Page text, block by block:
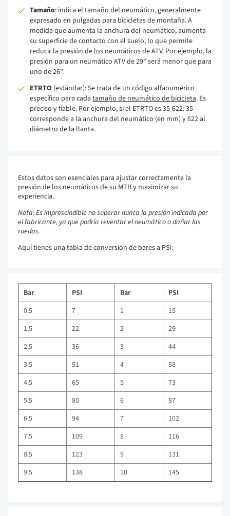
Tamaño: indica el tamaño del neumático, generalmente
expresado en pulgadas para bicicletas de montaña. A
medida que aumenta la anchura del neumático, aumenta
su superficie de contacto con el suelo, lo que permite
reducir la presión de los neumáticos de ATV. Por ejemplo, la
presión para un neumático ATV de 29" será menor que para
uno de 26".
ETRTO (estándar): Se trata de un código alfanumérico
específico para cada tamaño de neumático de bicicleta. Es
preciso y fiable. Por ejemplo, si el ETRTO es 35-622: 35
corresponde a la anchura del neumático (en mm) y 622 al
diámetro de la llanta.
Estos datos son esenciales para ajustar correctamente la
presión de los neumáticos de su MTB y maximizar su
experiencia.
Nota: Es imprescindible no superar nunca la presión indicada por
el fabricante, ya que podría reventar el neumático o dañar las
ruedas.
Aquí tienes una tabla de conversión de bares a PSI:
Bar PSI Bar
PSI
0.5
7 1
15
1.5
22 2
29
2.5
36 3
44
3.5
51 4
58
4.5
65 5
73
5.5
80 6
87
6.5
94 7
102
7.5
109 8
116
8.5
123 9
131
9.5
138 10 145